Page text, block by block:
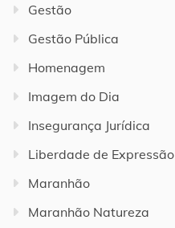
Gestão
Gestão Pública
Homenagem
Imagem do Dia
Insegurança Jurídica
Liberdade de Expressão
Maranhão
Maranhão Natureza